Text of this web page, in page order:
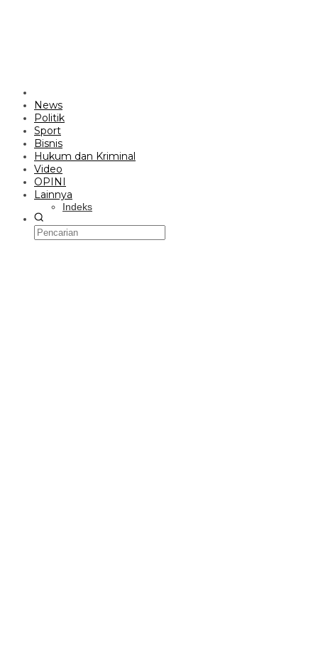
News
Politik
Sport
Bisnis
Hukum dan Kriminal
Video
OPINI
Lainnya
Indeks